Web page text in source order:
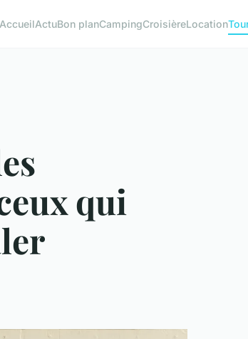
AccueilActuBon planCampingCroisièreLocation
qui